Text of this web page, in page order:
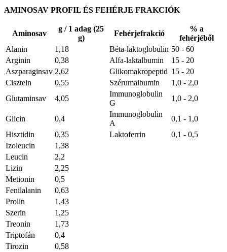
AMINOSAV PROFIL ÉS FEHÉRJE FRAKCIÓK
Aminosav
g / 1 adag (25
g)
Fehérjefrakció
% a
fehérjéből
Alanin
1,18 Béta-laktoglobulin 50 - 60
Arginin
0,38 Alfa-laktalbumin
15 - 20
Aszparaginsav 2,62 Glikomakropeptid 15 - 20
Cisztein
0,55 Szérumalbumin
1,0 - 2,0
Glutaminsav
4,05
Immunoglobulin
G
1,0 - 2,0
Glicin 0,4
Immunoglobulin
A
0,1 - 1,0
Hisztidin
0,35 Laktoferrin
0,1 - 0,5
Izoleucin
1,38
Leucin
2,2
Lizin
2,25
Metionin
0,5
Fenilalanin
0,63
Prolin
1,43
Szerin
1,25
Treonin
1,73
Triptofán
0,4
Tirozin
0,58